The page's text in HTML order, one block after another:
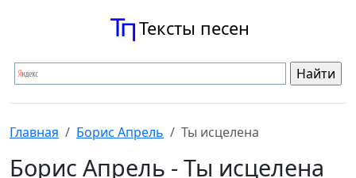
Тексты песен
Главная Борис Апрель Ты исцелена
Борис Апрель - Ты исцелена